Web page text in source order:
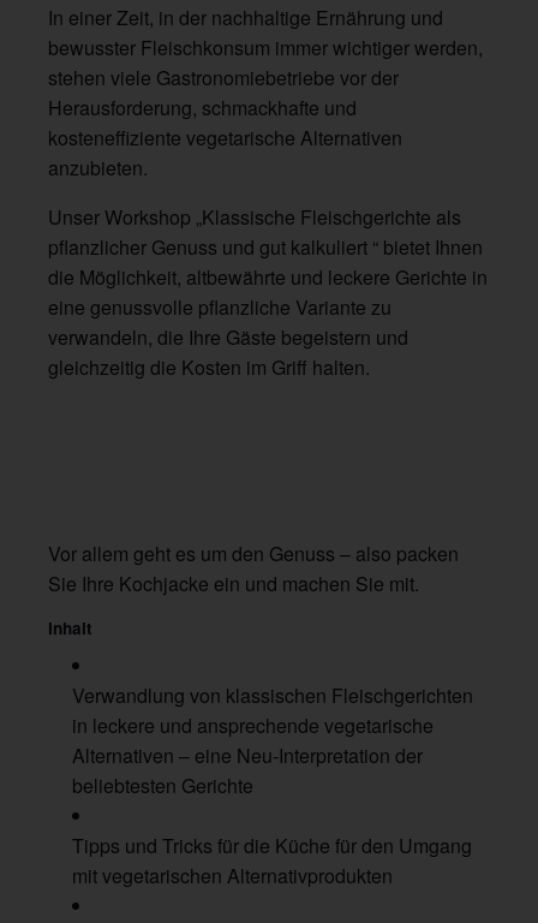
In einer Zeit, in der nachhaltige Ernährung und
bewusster Fleischkonsum immer wichtiger werden,
stehen viele Gastronomiebetriebe vor der
Herausforderung, schmackhafte und
kosteneffiziente vegetarische Alternativen
anzubieten.
Unser Workshop „Klassische Fleischgerichte als
pflanzlicher Genuss und gut kalkuliert “ bietet Ihnen
die Möglichkeit, altbewährte und leckere Gerichte in
eine genussvolle pflanzliche Variante zu
verwandeln, die Ihre Gäste begeistern und
gleichzeitig die Kosten im Griff halten.
Vor allem geht es um den Genuss – also packen
Sie Ihre Kochjacke ein und machen Sie mit.
Inhalt
Verwandlung von klassischen Fleischgerichten
in leckere und ansprechende vegetarische
Alternativen – eine Neu-Interpretation der
beliebtesten Gerichte
Tipps und Tricks für die Küche für den Umgang
mit vegetarischen Alternativprodukten